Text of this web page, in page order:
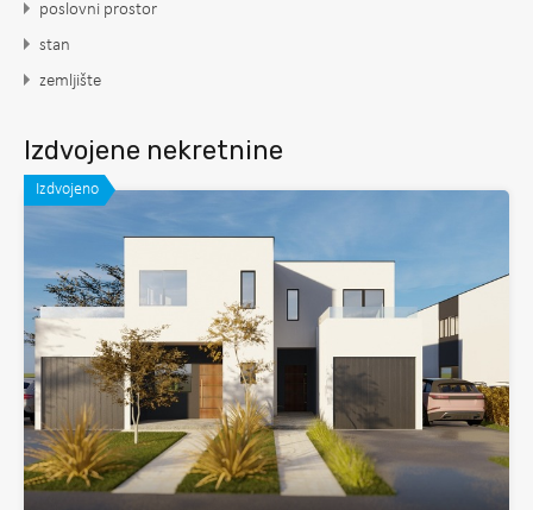
poslovni prostor
stan
zemljište
Izdvojene nekretnine
Izdvojeno